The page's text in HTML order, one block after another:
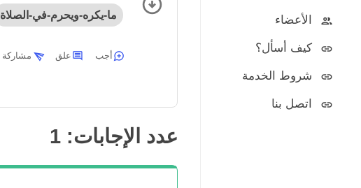
الأعضاء
كيف أسأل؟
شروط الخدمة
اتصل بنا
ما-يكره-ويحرم-في-الصلاة
أجب علق مشاركة
عدد الإجابات: 1